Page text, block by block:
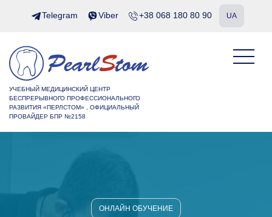
Telegram Viber +38 068 180 80 90 UA
УЧЕБНЫЙ МЕДИЦИНСКИЙ ЦЕНТР
БЕСПРЕРЫВНОГО ПРОФЕССИОНАЛЬНОГО
РАЗВИТИЯ «ПЕРЛСТОМ» , ОФИЦИАЛЬНЫЙ
ПРОВАЙДЕР БПР №2158
ОНЛАЙН ОБУЧЕНИЕ